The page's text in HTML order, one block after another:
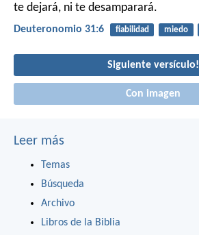
te dejará, ni te desamparará.
Deuteronomio 31:6 fiabilidad miedo
Siguiente versículo!
Con imagen
Leer más
Temas
Búsqueda
Archivo
Libros de la Biblia